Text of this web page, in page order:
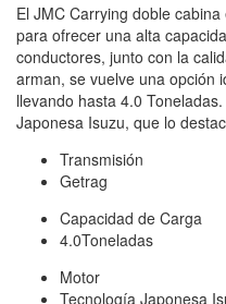
El JMC Carrying doble
para ofrecer una alta
conductores, junto con la
arman, se vuelve una opción
llevando hasta 4.0
Japonesa Isuzu, que lo
Transmisión
Getrag
Capacidad de Carga
4.0Toneladas
Motor
Tecnología Japonesa